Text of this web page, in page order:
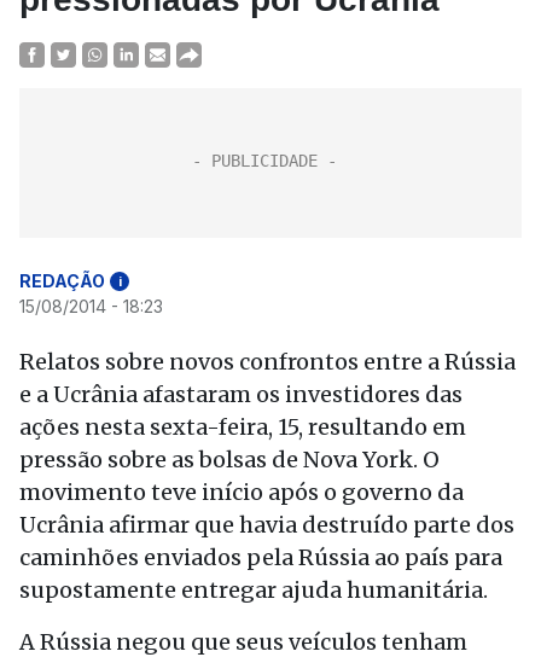
REDAÇÃO i
15/08/2014 - 18:23
Relatos sobre novos confrontos entre a Rússia
e a Ucrânia afastaram os investidores das
ações nesta sexta-feira, 15, resultando em
pressão sobre as bolsas de Nova York. O
movimento teve início após o governo da
Ucrânia afirmar que havia destruído parte dos
caminhões enviados pela Rússia ao país para
supostamente entregar ajuda humanitária.
A Rússia negou que seus veículos tenham